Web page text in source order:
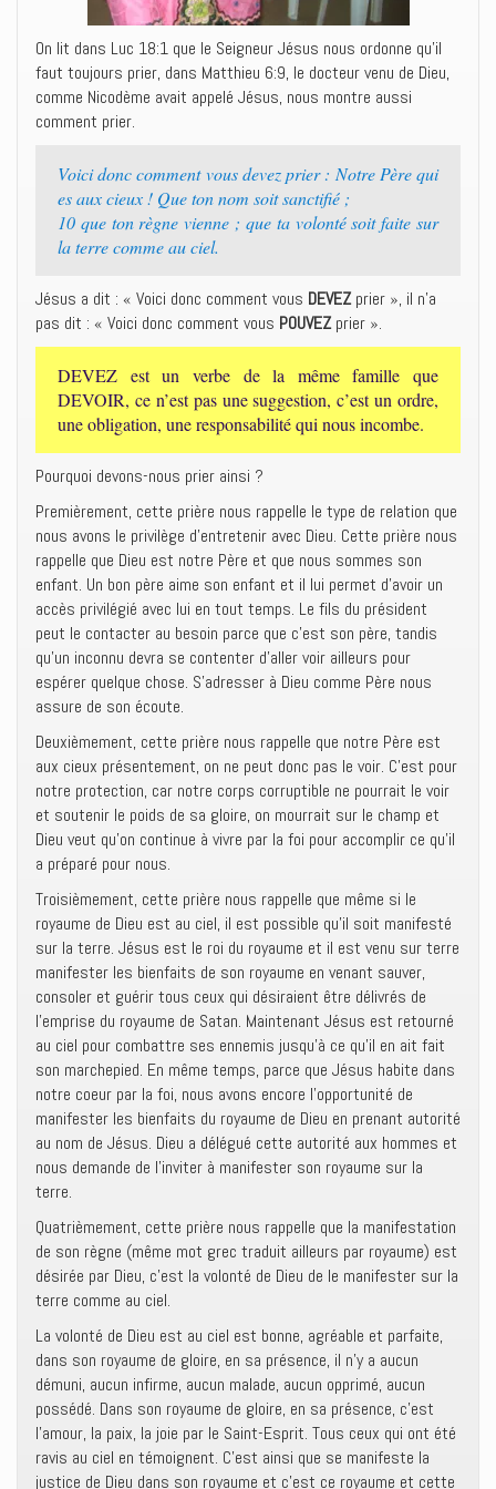
On lit dans Luc 18:1 que le Seigneur Jésus nous ordonne qu’il
faut toujours prier, dans Matthieu 6:9, le docteur venu de Dieu,
comme Nicodème avait appelé Jésus, nous montre aussi
comment prier.
Voici donc comment vous devez prier : Notre Père qui
es aux cieux ! Que ton nom soit sanctifié ;
10 que ton règne vienne ; que ta volonté soit faite sur
la terre comme au ciel.
Jésus a dit : « Voici donc comment vous DEVEZprier », il n’a
pas dit : « Voici donc comment vous POUVEZprier ».
DEVEZ est un verbe de la même famille que
DEVOIR, ce n’est pas une suggestion, c’est un ordre,
une obligation, une responsabilité qui nous incombe.
Pourquoi devons-nous prier ainsi ?
Premièrement, cette prière nous rappelle le type de relation que
nous avons le privilège d’entretenir avec Dieu. Cette prière nous
rappelle que Dieu est notre Père et que nous sommes son
enfant. Un bon père aime son enfant et il lui permet d’avoir un
accès privilégié avec lui en tout temps. Le fils du président
peut le contacter au besoin parce que c’est son père, tandis
qu’un inconnu devra se contenter d’aller voir ailleurs pour
espérer quelque chose. S’adresser à Dieu comme Père nous
assure de son écoute.
Deuxièmement, cette prière nous rappelle que notre Père est
aux cieux présentement, on ne peut donc pas le voir. C’est pour
notre protection, car notre corps corruptible ne pourrait le voir
et soutenir le poids de sa gloire, on mourrait sur le champ et
Dieu veut qu’on continue à vivre par la foi pour accomplir ce qu’il
a préparé pour nous.
Troisièmement, cette prière nous rappelle que même si le
royaume de Dieu est au ciel, il est possible qu’il soit manifesté
sur la terre. Jésus est le roi du royaume et il est venu sur terre
manifester les bienfaits de son royaume en venant sauver,
consoler et guérir tous ceux qui désiraient être délivrés de
l’emprise du royaume de Satan. Maintenant Jésus est retourné
au ciel pour combattre ses ennemis jusqu’à ce qu’il en ait fait
son marchepied. En même temps, parce que Jésus habite dans
notre coeur par la foi, nous avons encore l’opportunité de
manifester les bienfaits du royaume de Dieu en prenant autorité
au nom de Jésus. Dieu a délégué cette autorité aux hommes et
nous demande de l’inviter à manifester son royaume sur la
terre.
Quatrièmement, cette prière nous rappelle que la manifestation
de son règne (même mot grec traduit ailleurs par royaume) est
désirée par Dieu, c’est la volonté de Dieu de le manifester sur la
terre comme au ciel.
La volonté de Dieu est au ciel est bonne, agréable et parfaite,
dans son royaume de gloire, en sa présence, il n’y a aucun
démuni, aucun infirme, aucun malade, aucun opprimé, aucun
possédé. Dans son royaume de gloire, en sa présence, c’est
l’amour, la paix, la joie par le Saint-Esprit. Tous ceux qui ont été
ravis au ciel en témoignent. C’est ainsi que se manifeste la
justice de Dieu dans son royaume et c’est ce royaume et cette